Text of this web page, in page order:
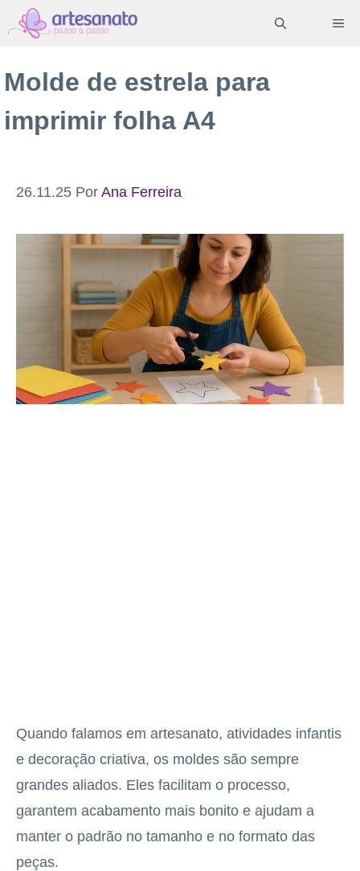
Pular
para
conteúdo
Molde de estrela para
imprimir folha A4
26.11.25 Por Ana Ferreira
Quando falamos em artesanato, atividades infantis
e decoração criativa, os moldes são sempre
grandes aliados. Eles facilitam o processo,
garantem acabamento mais bonito e ajudam a
manter o padrão no tamanho e no formato das
peças.